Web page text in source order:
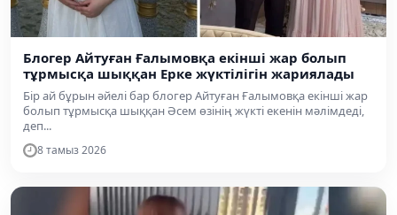
Блогер Айтуған Ғалымовқа екінші жар болып
тұрмысқа шыққан Ерке жүктілігін жариялады
Бір ай бұрын әйелі бар блогер Айтуған Ғалымовқа екінші жар
болып тұрмысқа шыққан Әсем өзінің жүкті екенін мәлімдеді,
деп...
8 тамыз 2026